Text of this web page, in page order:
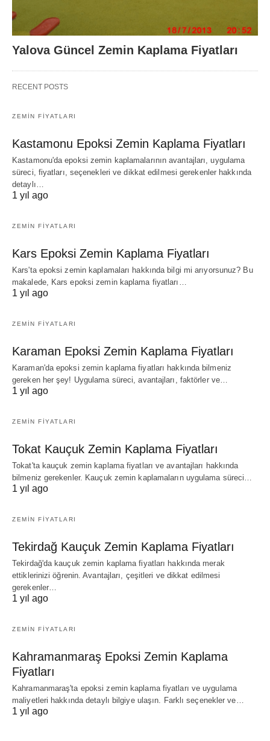
Yalova Güncel Zemin Kaplama Fiyatları
RECENT POSTS
ZEMIN FIYATLARI
Kastamonu Epoksi Zemin Kaplama Fiyatları
Kastamonu'da epoksi zemin kaplamalarının avantajları, uygulama
süreci, fiyatları, seçenekleri ve dikkat edilmesi gerekenler hakkında
detaylı…
1 yıl ago
ZEMIN FIYATLARI
Kars Epoksi Zemin Kaplama Fiyatları
Kars'ta epoksi zemin kaplamaları hakkında bilgi mi arıyorsunuz? Bu
makalede, Kars epoksi zemin kaplama fiyatları…
1 yıl ago
ZEMIN FIYATLARI
Karaman Epoksi Zemin Kaplama Fiyatları
Karaman'da epoksi zemin kaplama fiyatları hakkında bilmeniz
gereken her şey! Uygulama süreci, avantajları, faktörler ve…
1 yıl ago
ZEMIN FIYATLARI
Tokat Kauçuk Zemin Kaplama Fiyatları
Tokat'ta kauçuk zemin kaplama fiyatları ve avantajları hakkında
bilmeniz gerekenler. Kauçuk zemin kaplamaların uygulama süreci…
1 yıl ago
ZEMIN FIYATLARI
Tekirdağ Kauçuk Zemin Kaplama Fiyatları
Tekirdağ'da kauçuk zemin kaplama fiyatları hakkında merak
ettiklerinizi öğrenin. Avantajları, çeşitleri ve dikkat edilmesi
gerekenler…
1 yıl ago
ZEMIN FIYATLARI
Kahramanmaraş Epoksi Zemin Kaplama
Fiyatları
Kahramanmaraş'ta epoksi zemin kaplama fiyatları ve uygulama
maliyetleri hakkında detaylı bilgiye ulaşın. Farklı seçenekler ve…
1 yıl ago